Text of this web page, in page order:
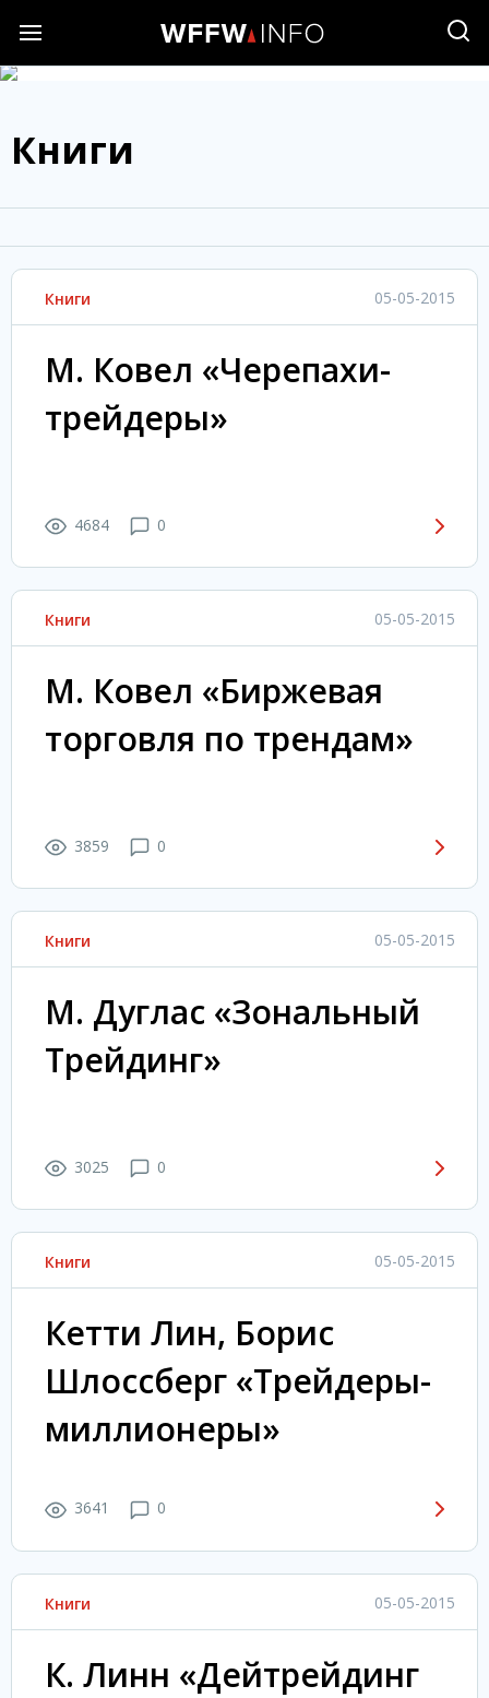
Книги
Книги 05-05-2015
М. Ковел «Черепахи-
трейдеры»
4684 0
Книги 05-05-2015
М. Ковел «Биржевая
торговля по трендам»
3859 0
Книги 05-05-2015
М. Дуглас «Зональный
Трейдинг»
3025 0
Книги 05-05-2015
Кетти Лин, Борис
Шлоссберг «Трейдеры-
миллионеры»
3641 0
Книги 05-05-2015
К. Линн «Дейтрейдинг